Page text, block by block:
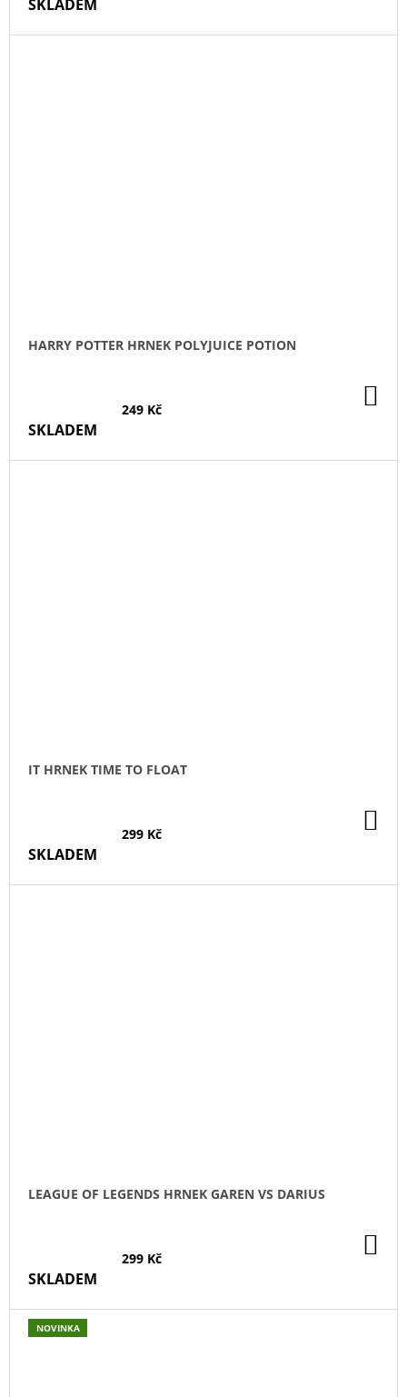
SKLADEM
HARRY POTTER HRNEK POLYJUICE POTION
249 Kč
SKLADEM
IT HRNEK TIME TO FLOAT
299 Kč
SKLADEM
LEAGUE OF LEGENDS HRNEK GAREN VS DARIUS
299 Kč
SKLADEM
NOVINKA